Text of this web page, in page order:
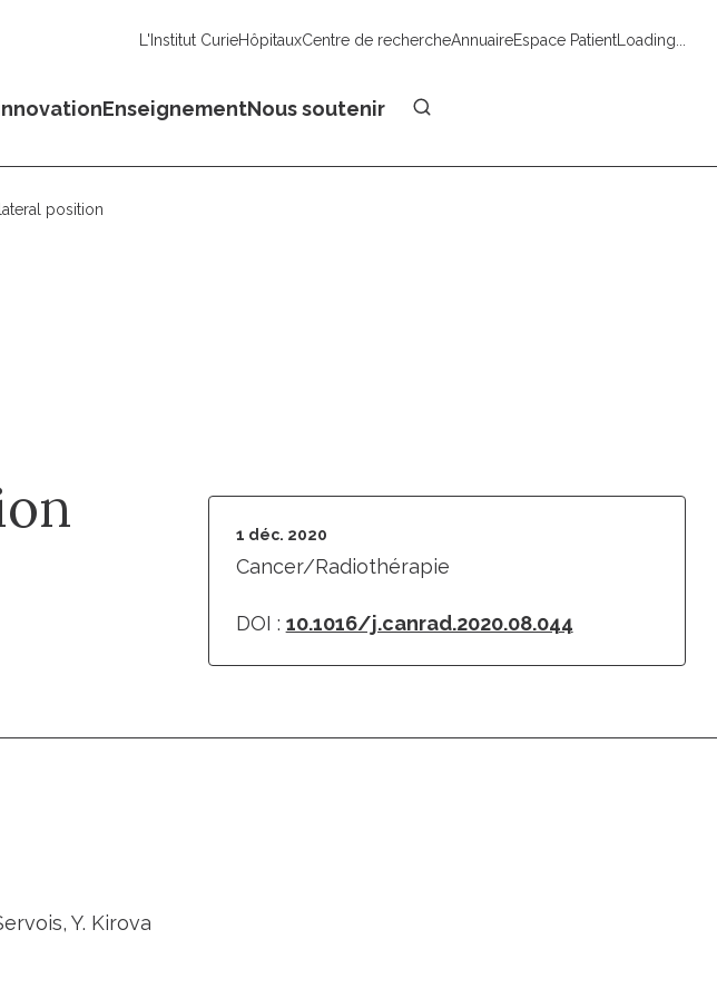
L'Institut CurieHôpitauxCentre de rechercheAnnuaireEspace PatientLoading...
EnseignementNous soutenir
position
1 déc. 2020
Cancer/Radiothérapie
DOI : 10.1016/j.canrad.2020.08.044
Y. Kirova